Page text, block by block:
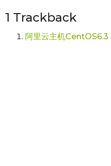
1 Trackback
阿里云主机